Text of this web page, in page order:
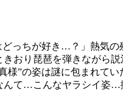
どっちが好き…？」熱
おり琵琶を弾きながら
様”の姿は謎に包まれて
んて…こんなヤラシイ